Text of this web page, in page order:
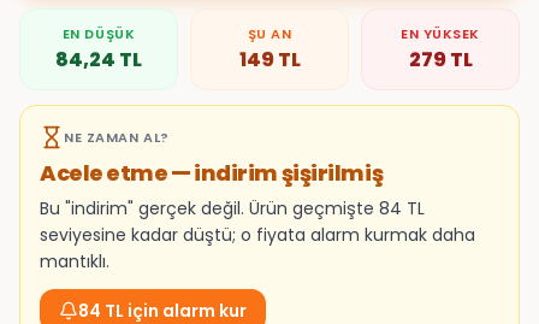
EN DÜŞÜK
84,24 TL
ŞU AN
149TL
EN YÜKSEK
279TL
NE ZAMAN AL?
Acele etme — indirim şişirilmiş
Bu "indirim" gerçek değil. Ürün geçmişte 84 TL
seviyesine kadar düştü; o fiyata alarm kurmak daha
mantıklı.
84 TL için alarm kur